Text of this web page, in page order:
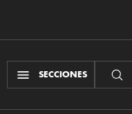
SECCIONES